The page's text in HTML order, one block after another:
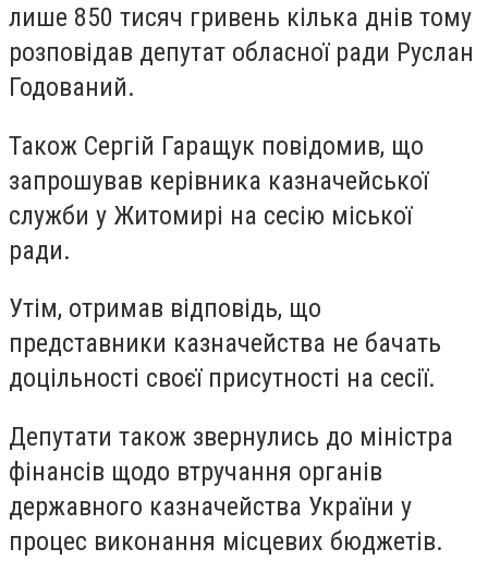
лише 850 тисяч гривень кілька днів тому
розповідав депутат обласної ради Руслан
Годований.
Також Сергій Гаращук повідомив, що
запрошував керівника казначейської
служби у Житомирі на сесію міської
ради.
Утім, отримав відповідь, що
представники казначейства не бачать
доцільності своєї присутності на сесії.
Депутати також звернулись до міністра
фінансів щодо втручання органів
державного казначейства України у
процес виконання місцевих бюджетів.